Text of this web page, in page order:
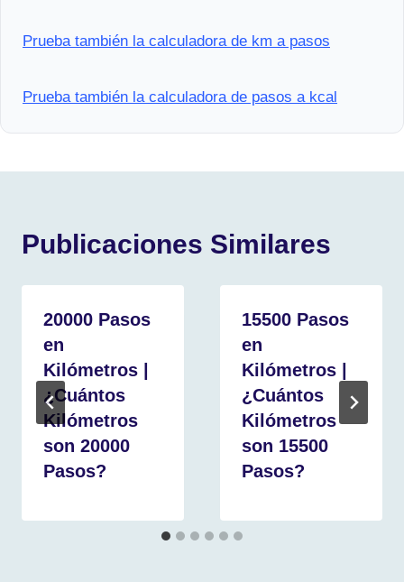
Prueba también la calculadora de km a pasos
Prueba también la calculadora de pasos a kcal
Publicaciones Similares
20000 Pasos
en
Kilómetros |
¿Cuántos
Kilómetros
son 20000
Pasos?
15500 Pasos
en
Kilómetros |
¿Cuántos
Kilómetros
son 15500
Pasos?